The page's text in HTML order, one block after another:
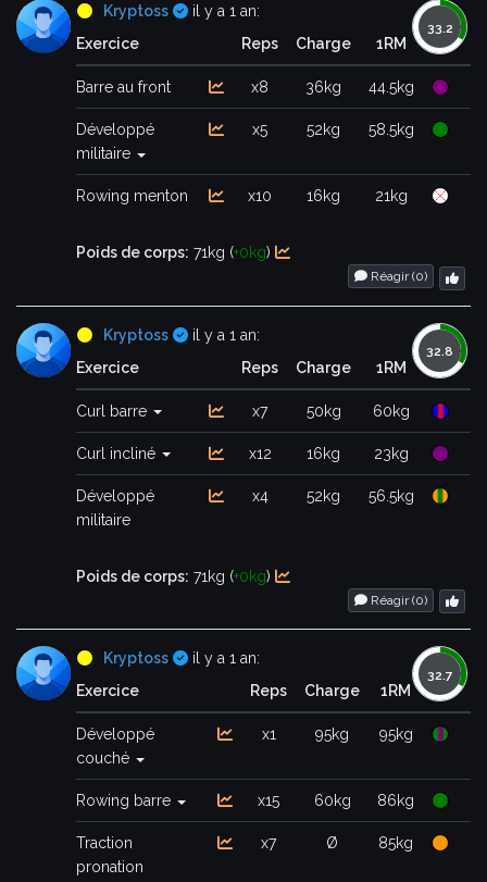
Kryptoss Certifié
il y a 1 an:
Exercice
Reps Charge 1RM
Barre au front x8 36kg 44.5kg
Développé
militaire
x5 52kg 58.5kg
Rowing menton x10 16kg 21kg
Poids de corps: 71kg (+0kg)
Réagir (0)
Kryptoss Certifié
il y a 1 an:
Exercice
Reps Charge 1RM
Curl barre x7 50kg 60kg
Curl incliné x12 16kg 23kg
Développé
militaire
x4 52kg 56.5kg
Poids de corps: 71kg (+0kg)
Réagir (0)
Kryptoss Certifié
il y a 1 an:
Exercice
Reps Charge 1RM
Développé
couché
x1 95kg 95kg
Rowing barre x15 60kg 86kg
Traction
pronation
x7 Ø 85kg